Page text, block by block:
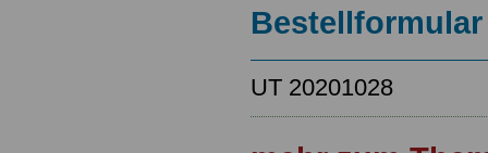
Bestellformular
UT 20201028